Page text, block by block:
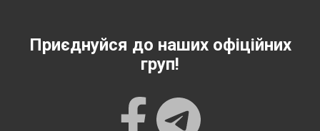
Приєднуйся до наших офіційних
груп!